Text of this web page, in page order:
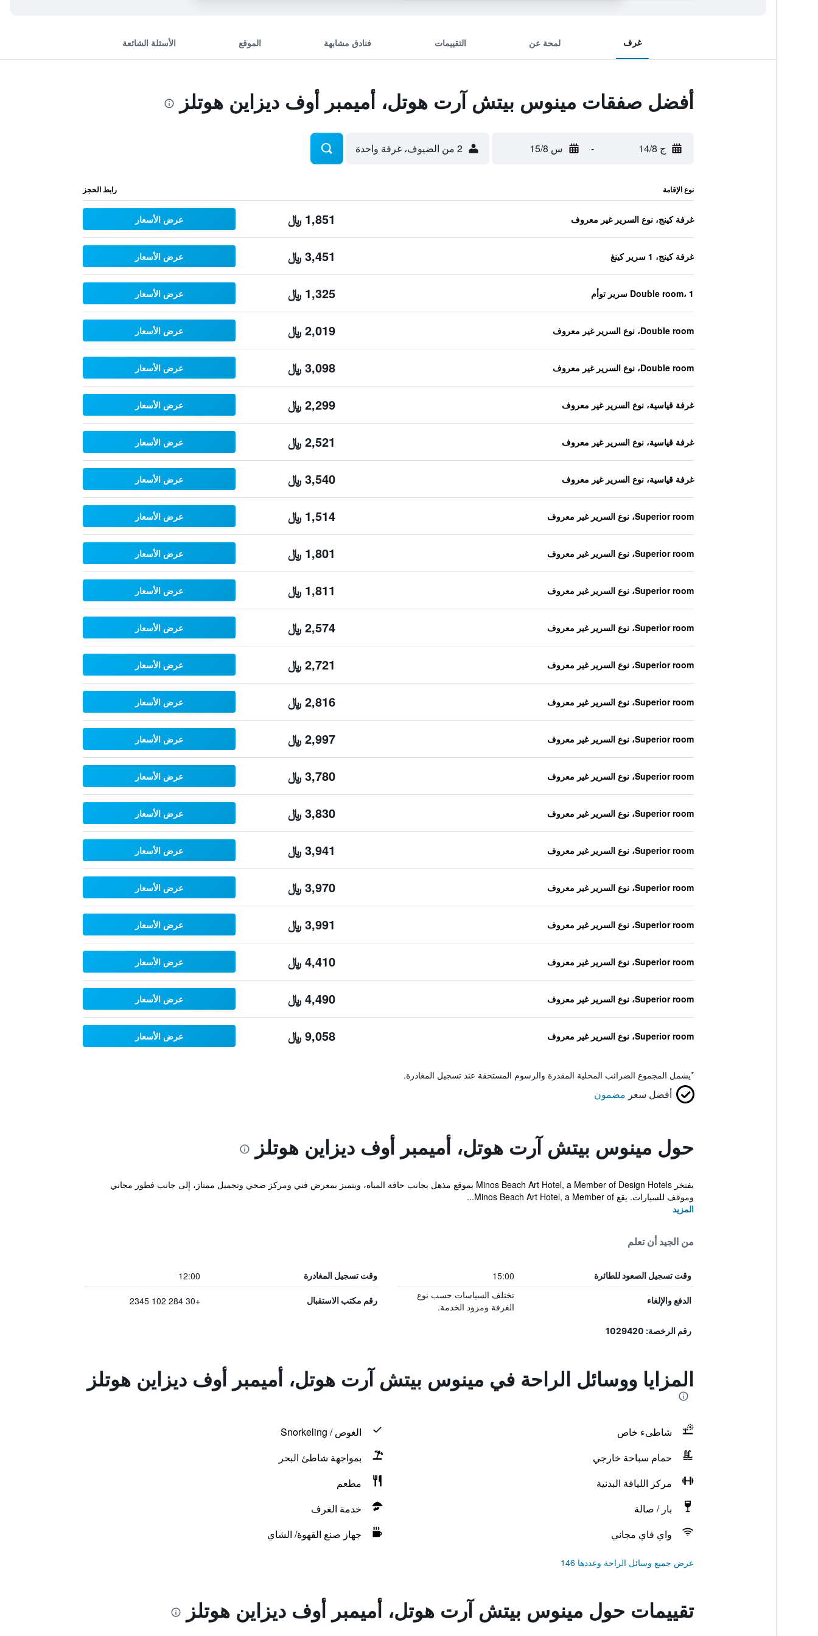
غرف لمحة عن التقييمات فنادق مشابهة الموقع الأسئلة الشائعة
أفضل صفقات مينوس بيتش آرت هوتل، أميمبر أوف ديزاين هوتلز
ج 14/8 - س 15/8 2 من الضيوف، غرفة واحدة
نوع الإقامة رابط الحجز
غرفة كينج، نوع السرير غير معروف 1,851 ﷼ عرض الأسعار
غرفة كينج، 1 سرير كينغ 3,451 ﷼ عرض الأسعار
Double room، 1 سرير توأم 1,325 ﷼ عرض الأسعار
Double room، نوع السرير غير معروف 2,019 ﷼ عرض الأسعار
Double room، نوع السرير غير معروف 3,098 ﷼ عرض الأسعار
غرفة قياسية، نوع السرير غير معروف 2,299 ﷼ عرض الأسعار
غرفة قياسية، نوع السرير غير معروف 2,521 ﷼ عرض الأسعار
غرفة قياسية، نوع السرير غير معروف 3,540 ﷼ عرض الأسعار
Superior room، نوع السرير غير معروف 1,514 ﷼ عرض الأسعار
Superior room، نوع السرير غير معروف 1,801 ﷼ عرض الأسعار
Superior room، نوع السرير غير معروف 1,811 ﷼ عرض الأسعار
Superior room، نوع السرير غير معروف 2,574 ﷼ عرض الأسعار
Superior room، نوع السرير غير معروف 2,721 ﷼ عرض الأسعار
Superior room، نوع السرير غير معروف 2,816 ﷼ عرض الأسعار
Superior room، نوع السرير غير معروف 2,997 ﷼ عرض الأسعار
Superior room، نوع السرير غير معروف 3,780 ﷼ عرض الأسعار
Superior room، نوع السرير غير معروف 3,830 ﷼ عرض الأسعار
Superior room، نوع السرير غير معروف 3,941 ﷼ عرض الأسعار
Superior room، نوع السرير غير معروف 3,970 ﷼ عرض الأسعار
Superior room، نوع السرير غير معروف 3,991 ﷼ عرض الأسعار
Superior room، نوع السرير غير معروف 4,410 ﷼ عرض الأسعار
Superior room، نوع السرير غير معروف 4,490 ﷼ عرض الأسعار
Superior room، نوع السرير غير معروف 9,058 ﷼ عرض الأسعار
*يشمل المجموع الضرائب المحلية المقدرة والرسوم المستحقة عند تسجيل المغادرة.
أفضل سعر مضمون
حول مينوس بيتش آرت هوتل، أميمبر أوف ديزاين هوتلز
يفتخر Minos Beach Art Hotel, a Member of Design Hotels بموقع مذهل بجانب حافة المياه، ويتميز بمعرض فني ومركز صحي وتجميل ممتاز، إلى جانب فطور مجاني
وموقف للسيارات. يقع Minos Beach Art Hotel, a Member of...
المزيد
من الجيد أن تعلم
وقت تسجيل الصعود للطائرة 15:00 وقت تسجيل المغادرة 12:00
الدفع والإلغاء
تختلف السياسات حسب نوع
الغرفة ومزود الخدمة.
رقم مكتب الاستقبال +30 284 102 2345
رقم الرخصة: 1029420
المزايا ووسائل الراحة في مينوس بيتش آرت هوتل، أميمبر أوف ديزاين هوتلز
شاطىء خاص
الغوص / Snorkeling
حمام سباحة خارجي
بمواجهة شاطئ البحر
مركز اللياقة البدنية
مطعم
بار / صالة
خدمة الغرف
واي فاي مجاني
جهاز صنع القهوة/ الشاي
عرض جميع وسائل الراحة وعددها 146
تقييمات حول مينوس بيتش آرت هوتل، أميمبر أوف ديزاين هوتلز